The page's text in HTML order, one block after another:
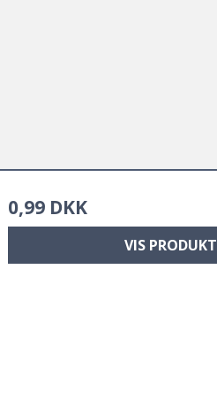
0,99 DKK
VIS PRODUKT